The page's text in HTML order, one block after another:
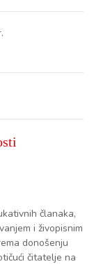
članaka,
i živopisnim
donošenju
čitatelje na